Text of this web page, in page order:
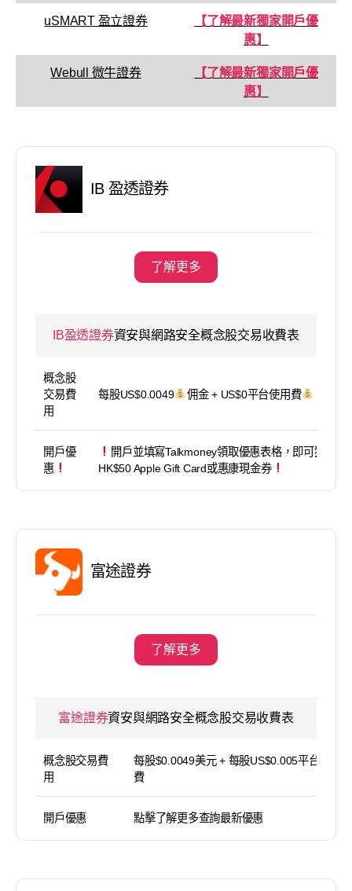
uSMART 盈立證券
【了解最新獨家開戶優
惠】
Webull 微牛證券
【了解最新獨家開戶優
惠】
IB 盈透證券
了解更多
IB盈透證券資安與網路安全概念股交易收費表
概念股
交易費
用
每股US$0.0049 佣金 + US$0平台使用費
開戶優
惠
開戶並填寫Talkmoney領取優惠表格，即可獲得
HK$50 Apple Gift Card或惠康現金券
富途證券
了解更多
富途證券資安與網路安全概念股交易收費表
概念股交易費
用
每股$0.0049美元 + 每股US$0.005平台使用
費
開戶優惠 點擊了解更多查詢最新優惠